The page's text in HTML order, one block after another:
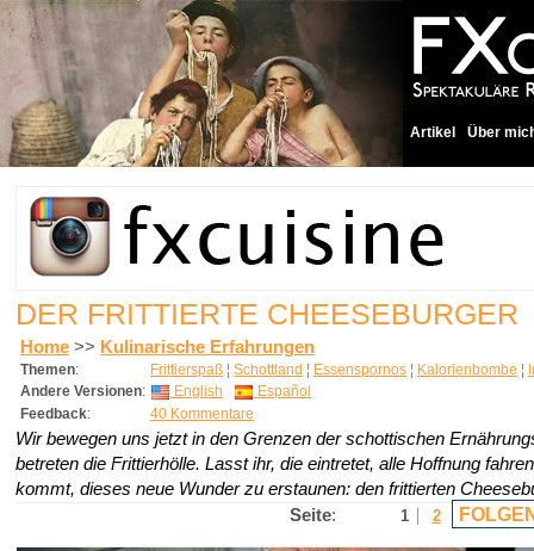
Artikel Über
DER FRITTIERTE CHEESEBURGER
Home >> Kulinarische Erfahrungen
Themen: Frittierspaß ¦ Schottland ¦ Essenspornos ¦ Kalorienbombe ¦
Andere Versionen: English
Español
Feedback: 40 Kommentare
Wir bewegen uns jetzt in den Grenzen der schottischen
betreten die Frittierhölle. Lasst ihr, die eintretet, alle Hoffnung
kommt, dieses neue Wunder zu erstaunen: den frittierten
Seite: 1 2